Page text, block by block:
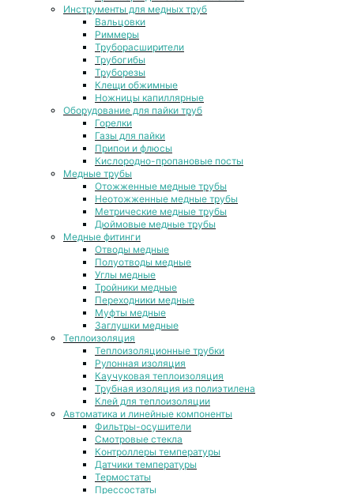
Инструменты для медных труб
Вальцовки
Риммеры
Труборасширители
Трубогибы
Труборезы
Клещи обжимные
Ножницы капиллярные
Оборудование для пайки труб
Горелки
Газы для пайки
Припои и флюсы
Кислородно-пропановые посты
Медные трубы
Отожженные медные трубы
Неотожженные медные трубы
Метрические медные трубы
Дюймовые медные трубы
Медные фитинги
Отводы медные
Полуотводы медные
Углы медные
Тройники медные
Переходники медные
Муфты медные
Заглушки медные
Теплоизоляция
Теплоизоляционные трубки
Рулонная изоляция
Каучуковая теплоизоляция
Трубная изоляция из полиэтилена
Клей для теплоизоляции
Автоматика и линейные компоненты
Фильтры-осушители
Смотровые стекла
Контроллеры температуры
Датчики температуры
Термостаты
Прессостаты